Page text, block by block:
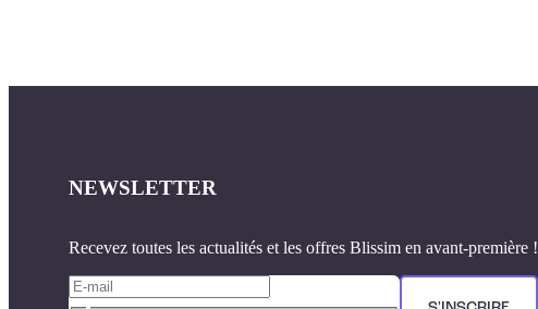
NEWSLETTER
Recevez toutes les actualités et les offres Blissim en avant-première !